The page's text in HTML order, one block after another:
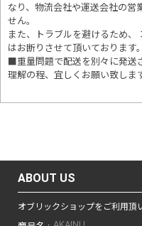
なり、物流会社や運送会社の営
せん。
また、トラブルを避けるため、
はお断りさせて頂いております。
■重量問題で配送を別々に発
理解の程、宜しくお願い致しま
ABOUT US
オブリックショップをご利用頂